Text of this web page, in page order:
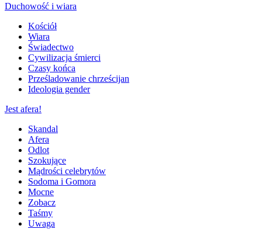
Duchowość i wiara
Kościół
Wiara
Świadectwo
Cywilizacja śmierci
Czasy końca
Prześladowanie chrześcijan
Ideologia gender
Jest afera!
Skandal
Afera
Odlot
Szokujące
Mądrości celebrytów
Sodoma i Gomora
Mocne
Zobacz
Taśmy
Uwaga